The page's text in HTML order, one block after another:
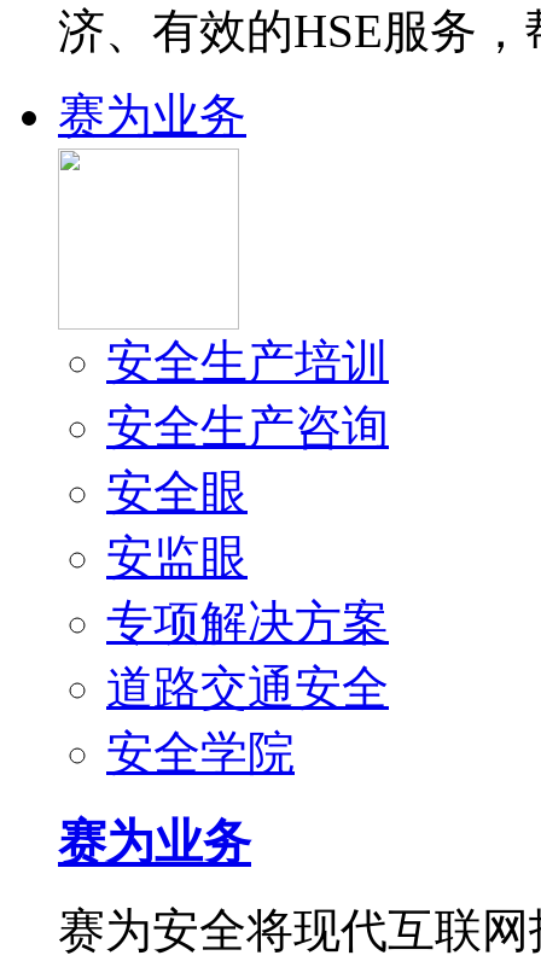
济、有效的HSE服务
赛为业务
安全生产培训
安全生产咨询
安全眼
安监眼
专项解决方案
道路交通安全
安全学院
赛为业务
赛为安全将现代互联